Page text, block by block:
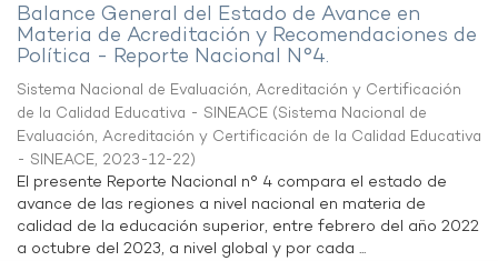
Balance General del Estado de Avance en
Materia de Acreditación y Recomendaciones de
Política - Reporte Nacional N°4.
Sistema Nacional de Evaluación, Acreditación y Certificación
de la Calidad Educativa - SINEACE (Sistema Nacional de
Evaluación, Acreditación y Certificación de la Calidad Educativa
- SINEACE, 2023-12-22)
El presente Reporte Nacional n° 4 compara el estado de
avance de las regiones a nivel nacional en materia de
calidad de la educación superior, entre febrero del año 2022
a octubre del 2023, a nivel global y por cada ...